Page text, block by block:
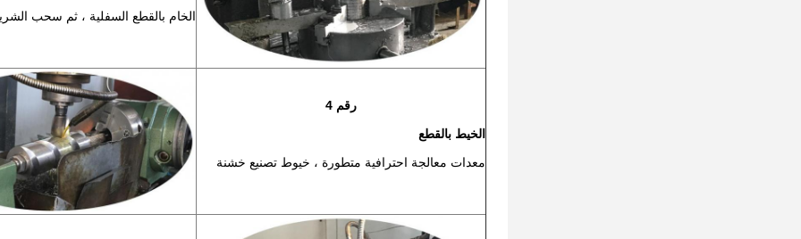
الخام بالقطع السفلية ، ثم سحب
رقم 4
الخيط بالقطع
معدات معالجة احترافية متطورة ، خيوط تصنيع خشنة